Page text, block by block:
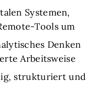
Systemen,
Tools um
Denken
Arbeitsweise
strukturiert und